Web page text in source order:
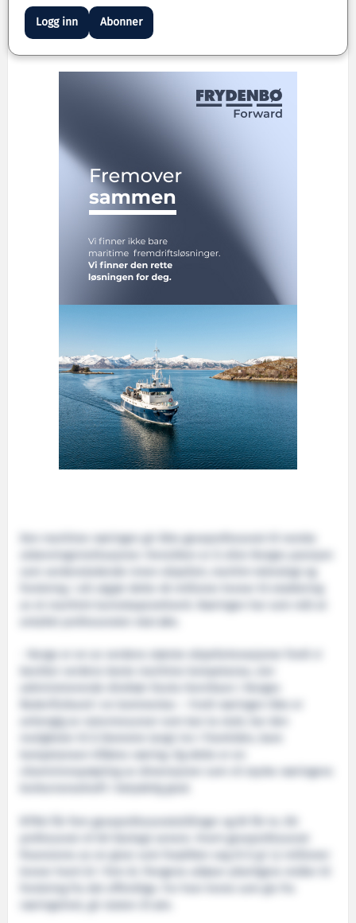
Logg inn Abonner
Den maritime næringen gir åtte gaveprofessorat til norske
utdanningsinstitusjoner. Hensikten er å sikre Norges posisjon
som verdensledende innen skipsfart, maritim teknologi og
forskning. I alt utgjør dette 48 millioner kroner til etablering
av et maritimt kunnskapsnettverk. Næringen har som mål at
antallet professorater skal øke.
- Norge er en av verdens største skipsfartsnasjoner fordi vi
besitter verdens beste maritime kompetanse, sier
administrerende direktør Sturla Henriksen i Norges
Rederiforbund i en kommentar. – Fordi næringen ikke er
avhengig av naturressurser som kan ta slutt, har den
muligheter til å blomstre langt inn i framtiden, bare
kompetansen tilføres næring. Og dette er en
vitamininnsprøyting av dimensjoner som vil styrke næringens
konkurransekraft i betydelig grad.
NTNU får fem gaveprofessoratstillinger og BI får to. Ett
professorat vil bli klarlagt senere. Hvert gaveprofessorat
finansieres av en giver som forplikter seg til å gi 1,2 millioner
kroner hvert år i fem år. Pengene utløser ytterligere midler til
forskning fra det offentlige. For hver krone som gis fra
næringslivet, gir staten 25 øre.